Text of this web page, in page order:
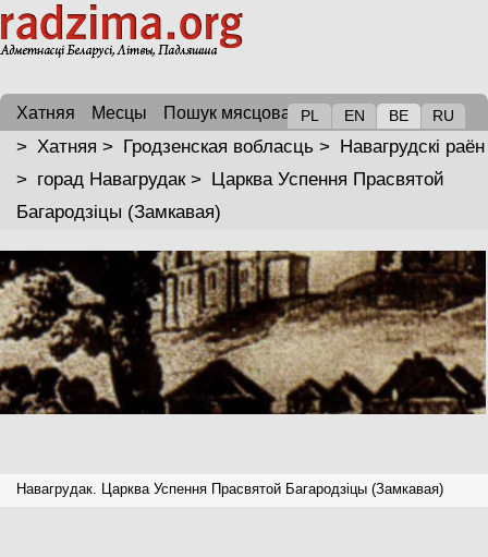
PL EN BE RU
Хатняя Месцы Пошук мясцовасці
> Хатняя > Гродзенская вобласць > Навагрудскі раён
> горад Навагрудак> Царква Успення Прасвятой
Багародзіцы (Замкавая)
Навагрудак. Царква Успення Прасвятой Багародзіцы (Замкавая)